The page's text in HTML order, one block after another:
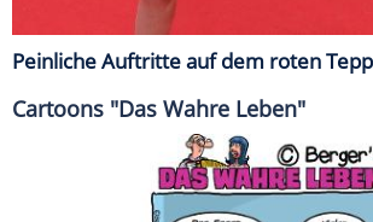
Peinliche Auftritte auf dem roten
Cartoons "Das Wahre Leben"